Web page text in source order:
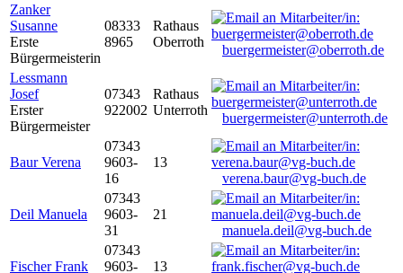
Zanker
Susanne
Erste
Bürgermeisterin
08333
8965
Rathaus
Oberroth
buergermeister@oberroth.de
Lessmann
Josef
Erster
Bürgermeister
07343
922002
Rathaus
Unterroth
buergermeister@unterroth.de
Baur Verena
07343
9603-
16
13
verena.baur@vg-buch.de
Deil Manuela
07343
9603-
31
21
manuela.deil@vg-buch.de
Fischer Frank
07343
9603-
13